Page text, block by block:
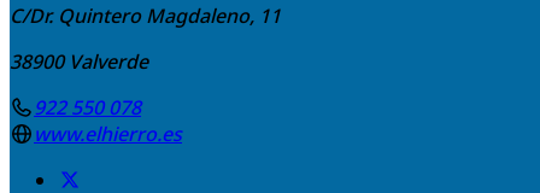
C/Dr. Quintero Magdaleno, 11
38900 Valverde
922 550 078
www.elhierro.es